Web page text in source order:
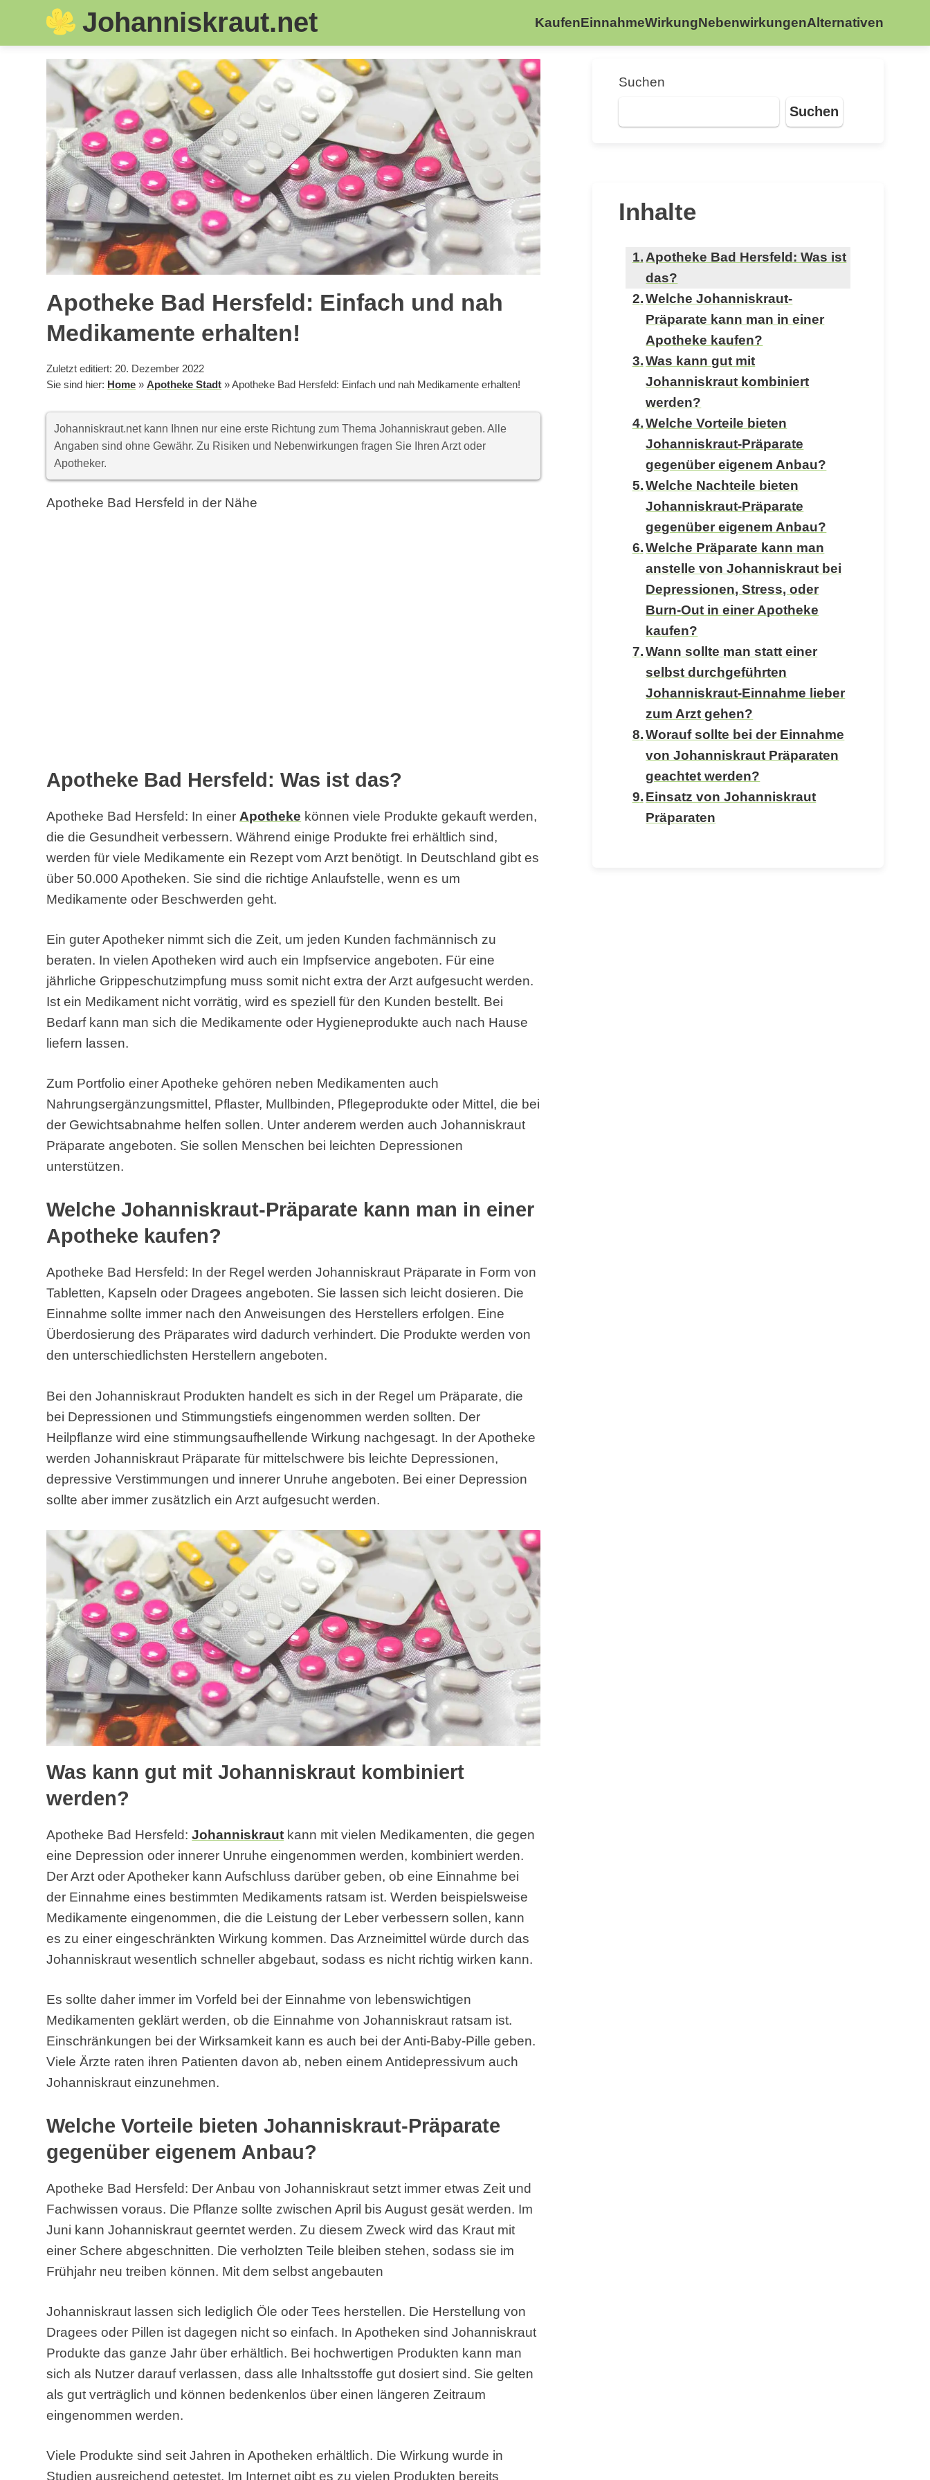
content
Johanniskraut.net KaufenEinnahmeWirkungNebenwirkungenAlternativen
Apotheke Bad Hersfeld: Einfach und nah
Medikamente erhalten!
Zuletzt editiert: 20. Dezember 2022
Sie sind hier: Home »Apotheke Stadt »Apotheke Bad Hersfeld: Einfach und nah Medikamente erhalten!
Johanniskraut.net kann Ihnen nur eine erste Richtung zum Thema Johanniskraut geben. Alle
Angaben sind ohne Gewähr. Zu Risiken und Nebenwirkungen fragen Sie Ihren Arzt oder
Apotheker.
Apotheke Bad Hersfeld in der Nähe
Apotheke Bad Hersfeld: Was ist das?
Apotheke Bad Hersfeld: In einer Apotheke können viele Produkte gekauft werden,
die die Gesundheit verbessern. Während einige Produkte frei erhältlich sind,
werden für viele Medikamente ein Rezept vom Arzt benötigt. In Deutschland gibt es
über 50.000 Apotheken. Sie sind die richtige Anlaufstelle, wenn es um
Medikamente oder Beschwerden geht.
Ein guter Apotheker nimmt sich die Zeit, um jeden Kunden fachmännisch zu
beraten. In vielen Apotheken wird auch ein Impfservice angeboten. Für eine
jährliche Grippeschutzimpfung muss somit nicht extra der Arzt aufgesucht werden.
Ist ein Medikament nicht vorrätig, wird es speziell für den Kunden bestellt. Bei
Bedarf kann man sich die Medikamente oder Hygieneprodukte auch nach Hause
liefern lassen.
Zum Portfolio einer Apotheke gehören neben Medikamenten auch
Nahrungsergänzungsmittel, Pflaster, Mullbinden, Pflegeprodukte oder Mittel, die bei
der Gewichtsabnahme helfen sollen. Unter anderem werden auch Johanniskraut
Präparate angeboten. Sie sollen Menschen bei leichten Depressionen
unterstützen.
Welche Johanniskraut-Präparate kann man in einer
Apotheke kaufen?
Apotheke Bad Hersfeld: In der Regel werden Johanniskraut Präparate in Form von
Tabletten, Kapseln oder Dragees angeboten. Sie lassen sich leicht dosieren. Die
Einnahme sollte immer nach den Anweisungen des Herstellers erfolgen. Eine
Überdosierung des Präparates wird dadurch verhindert. Die Produkte werden von
den unterschiedlichsten Herstellern angeboten.
Bei den Johanniskraut Produkten handelt es sich in der Regel um Präparate, die
bei Depressionen und Stimmungstiefs eingenommen werden sollten. Der
Heilpflanze wird eine stimmungsaufhellende Wirkung nachgesagt. In der Apotheke
werden Johanniskraut Präparate für mittelschwere bis leichte Depressionen,
depressive Verstimmungen und innerer Unruhe angeboten. Bei einer Depression
sollte aber immer zusätzlich ein Arzt aufgesucht werden.
Was kann gut mit Johanniskraut kombiniert
werden?
Apotheke Bad Hersfeld:Johanniskraut kann mit vielen Medikamenten, die gegen
eine Depression oder innerer Unruhe eingenommen werden, kombiniert werden.
Der Arzt oder Apotheker kann Aufschluss darüber geben, ob eine Einnahme bei
der Einnahme eines bestimmten Medikaments ratsam ist. Werden beispielsweise
Medikamente eingenommen, die die Leistung der Leber verbessern sollen, kann
es zu einer eingeschränkten Wirkung kommen. Das Arzneimittel würde durch das
Johanniskraut wesentlich schneller abgebaut, sodass es nicht richtig wirken kann.
Es sollte daher immer im Vorfeld bei der Einnahme von lebenswichtigen
Medikamenten geklärt werden, ob die Einnahme von Johanniskraut ratsam ist.
Einschränkungen bei der Wirksamkeit kann es auch bei der Anti-Baby-Pille geben.
Viele Ärzte raten ihren Patienten davon ab, neben einem Antidepressivum auch
Johanniskraut einzunehmen.
Welche Vorteile bieten Johanniskraut-Präparate
gegenüber eigenem Anbau?
Apotheke Bad Hersfeld: Der Anbau von Johanniskraut setzt immer etwas Zeit und
Fachwissen voraus. Die Pflanze sollte zwischen April bis August gesät werden. Im
Juni kann Johanniskraut geerntet werden. Zu diesem Zweck wird das Kraut mit
einer Schere abgeschnitten. Die verholzten Teile bleiben stehen, sodass sie im
Frühjahr neu treiben können. Mit dem selbst angebauten
Johanniskraut lassen sich lediglich Öle oder Tees herstellen. Die Herstellung von
Dragees oder Pillen ist dagegen nicht so einfach. In Apotheken sind Johanniskraut
Produkte das ganze Jahr über erhältlich. Bei hochwertigen Produkten kann man
sich als Nutzer darauf verlassen, dass alle Inhaltsstoffe gut dosiert sind. Sie gelten
als gut verträglich und können bedenkenlos über einen längeren Zeitraum
eingenommen werden.
Viele Produkte sind seit Jahren in Apotheken erhältlich. Die Wirkung wurde in
Studien ausreichend getestet. Im Internet gibt es zu vielen Produkten bereits
Suchen
Suchen
Inhalte
Apotheke Bad Hersfeld: Was ist
das?
Welche Johanniskraut-
Präparate kann man in einer
Apotheke kaufen?
Was kann gut mit
Johanniskraut kombiniert
werden?
Welche Vorteile bieten
Johanniskraut-Präparate
gegenüber eigenem Anbau?
Welche Nachteile bieten
Johanniskraut-Präparate
gegenüber eigenem Anbau?
Welche Präparate kann man
anstelle von Johanniskraut bei
Depressionen, Stress, oder
Burn-Out in einer Apotheke
kaufen?
Wann sollte man statt einer
selbst durchgeführten
Johanniskraut-Einnahme lieber
zum Arzt gehen?
Worauf sollte bei der Einnahme
von Johanniskraut Präparaten
geachtet werden?
Einsatz von Johanniskraut
Präparaten